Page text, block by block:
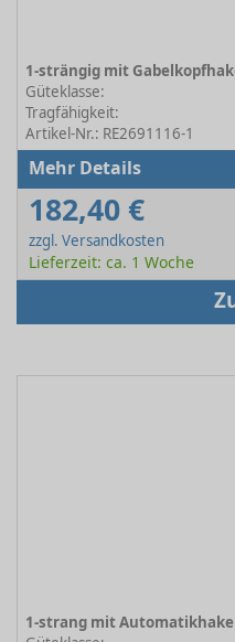
Güteklasse:
Tragfähigkeit:
Artikel-Nr.: RE2691116-1
Mehr Details
182,40 €
zzgl. Versandkosten
Lieferzeit: ca. 1 Woche